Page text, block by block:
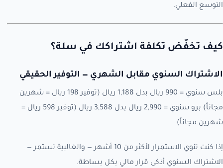
التوسع الفعلي.
كيف تخفّض تكلفة اشتراكك في سلة؟
الاشتراك السنوي مقابل الشهري — التوفير الحقيقي
بلس سنوي = 990 ريال بدل 1,188 ريال (توفير 198 ريال = شهرين
مجاناً) برو سنوي = 2,990 ريال بدل 3,588 ريال (توفير 598 ريال =
شهرين مجاناً)
إذا كنت تنوي الاستمرار لأكثر من 10 أشهر — والغالبية تستمر —
الاشتراك السنوي أذكى قرار مالي بكل بساطة.